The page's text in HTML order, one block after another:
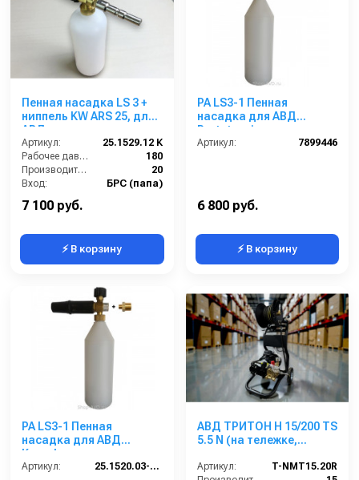
Пенная насадка LS 3 +
ниппель KW ARS 25, для
АВД
Артикул:
25.1529.12 К
Рабочее давление (бар):
180
Производительность (л/мин):
20
Вход:
БРС (папа)
7 100 руб.
⚡ В корзину
PA LS3-1 Пенная
насадка для АВД
Portotecnica
Артикул: 7899446
6 800 руб.
⚡ В корзину
PA LS3-1 Пенная
насадка для АВД
Kranzle
Артикул: 25.1520.03-CM
АВД ТРИТОН H 15/200 TS
5.5 N (на тележке,
электрика с
Артикул:
T-NMT15.20R